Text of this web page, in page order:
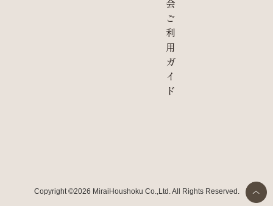
会
ご
利
用
ガ
イ
ド
Copyright ©2026 MiraiHoushoku Co.,Ltd. All Rights Reserved.